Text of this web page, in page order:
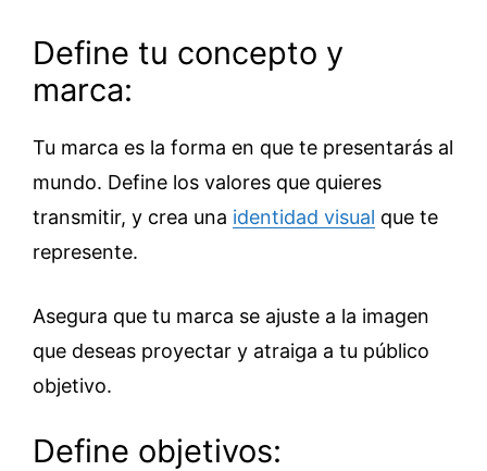
Define tu concepto y
marca:
Tu marca es la forma en que te presentarás al
mundo. Define los valores que quieres
transmitir, y crea una identidad visual que te
represente.
Asegura que tu marca se ajuste a la imagen
que deseas proyectar y atraiga a tu público
objetivo.
Define objetivos: